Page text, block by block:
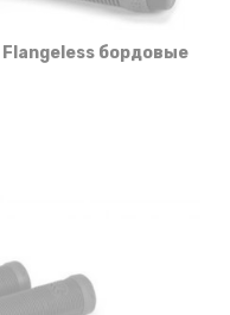
Flangeless бордовые